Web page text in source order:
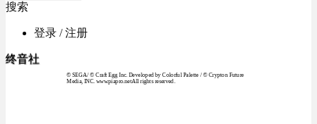
搜索
登录 / 注册
终音社
© SEGA / © Craft Egg Inc. Developed by Colorful Palette / © Crypton Future
Media, INC. www.piapro.netAll rights reserved.